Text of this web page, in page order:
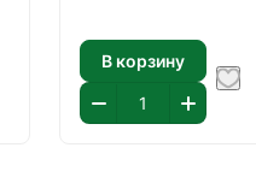
В корзину